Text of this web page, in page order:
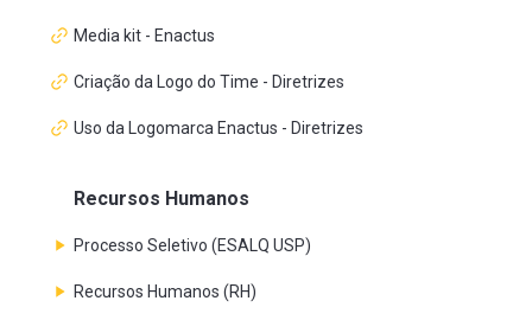
Media kit - Enactus
Criação da Logo do Time - Diretrizes
Uso da Logomarca Enactus - Diretrizes
Recursos Humanos
Processo Seletivo (ESALQ USP)
Recursos Humanos (RH)